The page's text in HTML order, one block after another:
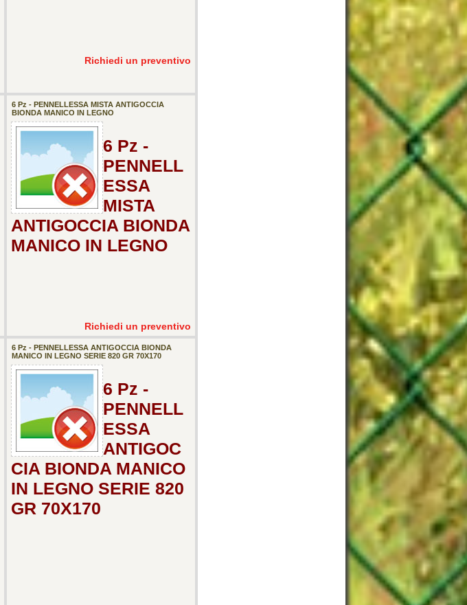
Richiedi un preventivo
6 Pz - PENNELLESSA MISTA ANTIGOCCIA
BIONDA MANICO IN LEGNO
6 Pz -
PENNELL
ESSA
MISTA
ANTIGOCCIA BIONDA
MANICO IN LEGNO
Richiedi un preventivo
6 Pz - PENNELLESSA ANTIGOCCIA BIONDA
MANICO IN LEGNO SERIE 820 GR 70X170
6 Pz -
PENNELL
ESSA
ANTIGOC
CIA BIONDA MANICO
IN LEGNO SERIE 820
GR 70X170